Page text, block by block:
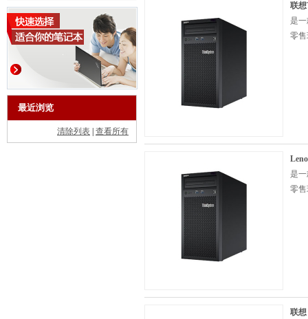
最近浏览
清除列表 查看所有
联
是
零
是
零
联